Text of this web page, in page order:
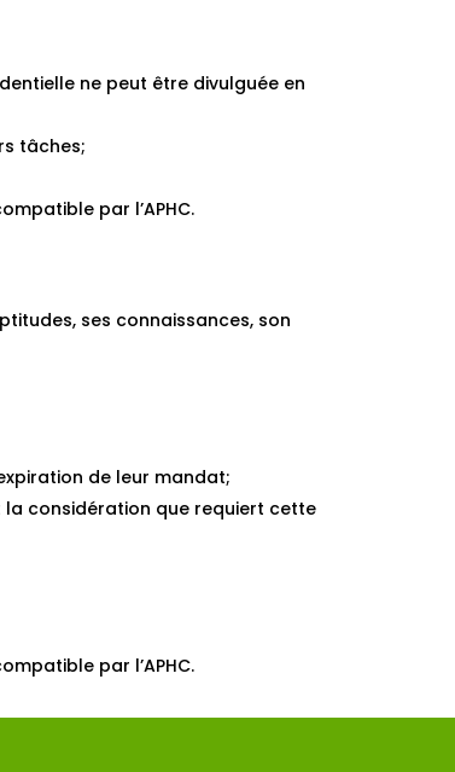
ne peut être divulguée en
tâches;
par l’APHC.
ses connaissances, son
de leur mandat;
considération que requiert cette
par l’APHC.